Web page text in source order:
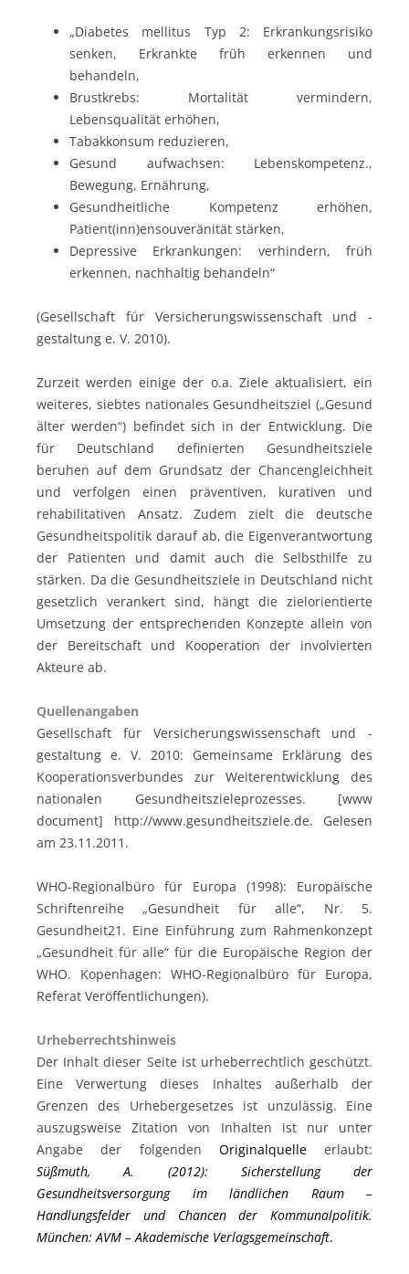
„Diabetes mellitus Typ 2: Erkrankungsrisiko
senken, Erkrankte früh erkennen und
behandeln,
Brustkrebs: Mortalität vermindern,
Lebensqualität erhöhen,
Tabakkonsum reduzieren,
Gesund aufwachsen: Lebenskompetenz.,
Bewegung, Ernährung,
Gesundheitliche Kompetenz erhöhen,
Patient(inn)ensouveränität stärken,
Depressive Erkrankungen: verhindern, früh
erkennen, nachhaltig behandeln“
(Gesellschaft für Versicherungswissenschaft und -
gestaltung e. V. 2010).
Zurzeit werden einige der o.a. Ziele aktualisiert, ein
weiteres, siebtes nationales Gesundheitsziel („Gesund
älter werden“) befindet sich in der Entwicklung. Die
für Deutschland definierten Gesundheitsziele
beruhen auf dem Grundsatz der Chancengleichheit
und verfolgen einen präventiven, kurativen und
rehabilitativen Ansatz. Zudem zielt die deutsche
Gesundheitspolitik darauf ab, die Eigenverantwortung
der Patienten und damit auch die Selbsthilfe zu
stärken. Da die Gesundheitsziele in Deutschland nicht
gesetzlich verankert sind, hängt die zielorientierte
Umsetzung der entsprechenden Konzepte allein von
der Bereitschaft und Kooperation der involvierten
Akteure ab.
Quellenangaben
Gesellschaft für Versicherungswissenschaft und -
gestaltung e. V. 2010: Gemeinsame Erklärung des
Kooperationsverbundes zur Weiterentwicklung des
nationalen Gesundheitszieleprozesses. [www
document] http://www.gesundheitsziele.de. Gelesen
am 23.11.2011.
WHO-Regionalbüro für Europa (1998): Europäische
Schriftenreihe „Gesundheit für alle“, Nr. 5.
Gesundheit21. Eine Einführung zum Rahmenkonzept
„Gesundheit für alle“ für die Europäische Region der
WHO. Kopenhagen: WHO-Regionalbüro für Europa,
Referat Veröffentlichungen).
Urheberrechtshinweis
Der Inhalt dieser Seite ist urheberrechtlich geschützt.
Eine Verwertung dieses Inhaltes außerhalb der
Grenzen des Urhebergesetzes ist unzulässig. Eine
auszugsweise Zitation von Inhalten ist nur unter
Angabe der folgenden Originalquelleerlaubt:
Süßmuth, A. (2012): Sicherstellung der
Gesundheitsversorgung im ländlichen Raum –
Handlungsfelder und Chancen der Kommunalpolitik.
München: AVM – Akademische Verlagsgemeinschaft.